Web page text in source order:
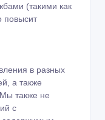
(такими как
повысит
в разных
а также
Мы также не
с